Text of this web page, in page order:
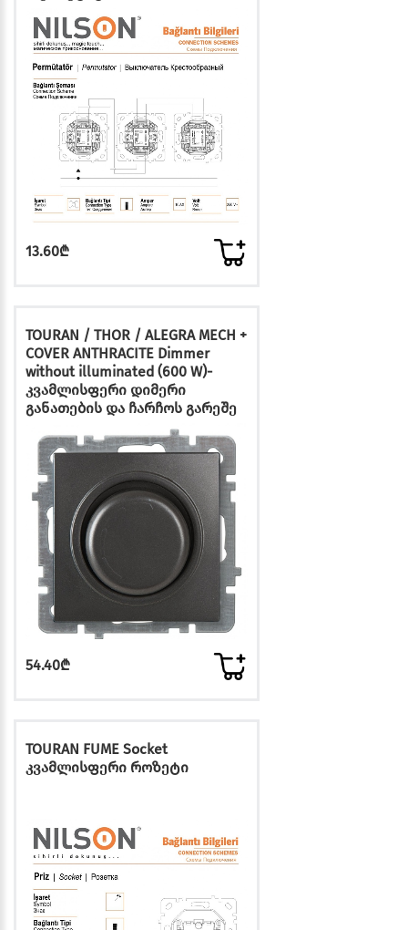
13.60₾
TOURAN / THOR / ALEGRA MECH +
COVER ANTHRACITE Dimmer
without illuminated (600 W)-
კვამლისფერი დიმერი
განათების და ჩარჩოს გარეშე
54.40₾
TOURAN FUME Socket
კვამლისფერი როზეტი